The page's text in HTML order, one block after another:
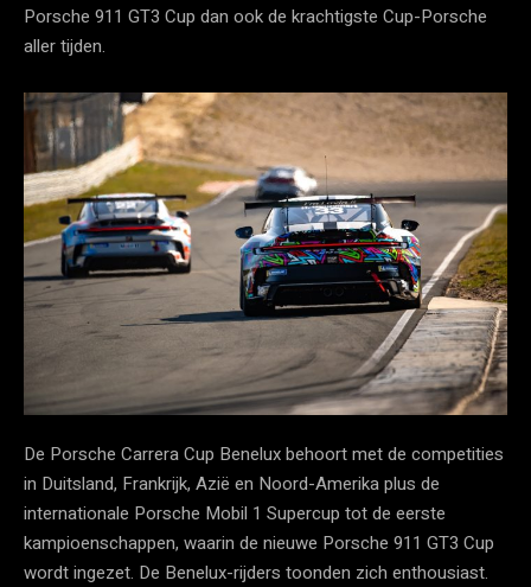
Porsche 911 GT3 Cup dan ook de krachtigste Cup-Porsche
aller tijden.
De Porsche Carrera Cup Benelux behoort met de competities
in Duitsland, Frankrijk, Azië en Noord-Amerika plus de
internationale Porsche Mobil 1 Supercup tot de eerste
kampioenschappen, waarin de nieuwe Porsche 911 GT3 Cup
wordt ingezet. De Benelux-rijders toonden zich enthousiast.